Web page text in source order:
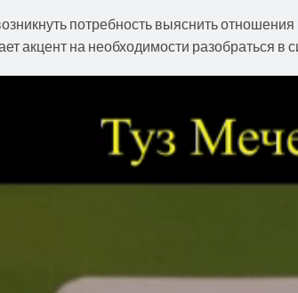
потребность выяснить
акцент на необходимости разобраться в